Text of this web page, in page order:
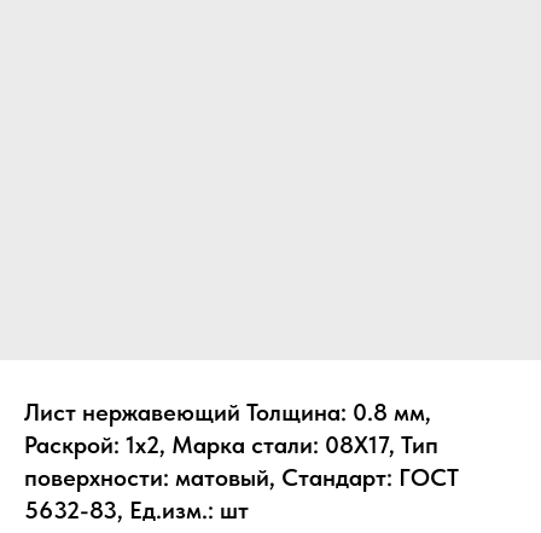
Лист нержавеющий Толщина: 0.8 мм,
Раскрой: 1х2, Марка стали: 08Х17, Тип
поверхности: матовый, Стандарт: ГОСТ
5632-83, Ед.изм.: шт